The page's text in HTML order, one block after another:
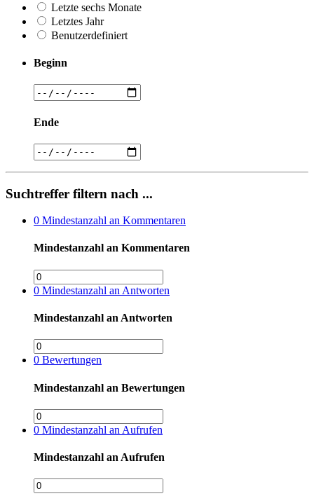
Letzte sechs Monate
Letztes Jahr
Benutzerdefiniert
Beginn
Ende
Suchtreffer filtern nach ...
0 Mindestanzahl an Kommentaren
Mindestanzahl an Kommentaren
0 Mindestanzahl an Antworten
Mindestanzahl an Antworten
0 Bewertungen
Mindestanzahl an Bewertungen
0 Mindestanzahl an Aufrufen
Mindestanzahl an Aufrufen